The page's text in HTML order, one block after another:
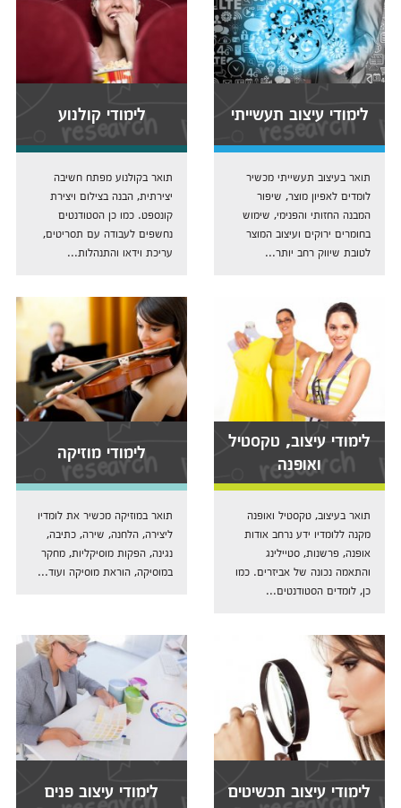
לימודי עיצוב תעשייתי
תואר בעיצוב תעשייתי מכשיר
לומדים לאפיון מוצר, שיפור
המבנה החזותי והפנימי, שימוש
בחומרים ירוקים ועיצוב המוצר
לטובת שיווק רחב יותר...
לימודי קולנוע
תואר בקולנוע מפתח חשיבה
יצירתית, הבנה בצילום ויצירת
קונספט. כמו כן הסטודנטים
נחשפים לעבודה עם תסריטים,
עריכת וידאו והתנהלות...
לימודי עיצוב, טקסטיל
ואופנה
תואר בעיצוב, טקסטיל ואופנה
מקנה ללומדיו ידע נרחב אודות
אופנה, פרשנות, סטיילינג
והתאמה נכונה של אביזרים. כמו
כן, לומדים הסטודנטים...
לימודי מוזיקה
תואר במוזיקה מכשיר את לומדיו
ליצירה, הלחנה, שירה, כתיבה,
נגינה, הפקות מוסיקליות, מחקר
במוסיקה, הוראת מוסיקה ועוד...
לימודי עיצוב תכשיטים לימודי עיצוב פנים